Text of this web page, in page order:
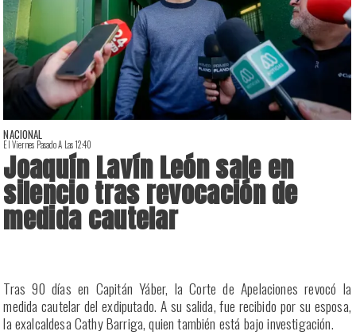
NACIONAL
El Viernes Pasado A Las 12:40
Joaquín Lavín León sale en
silencio tras revocación de
medida cautelar
Tras 90 días en Capitán Yáber, la Corte de Apelaciones revocó la
medida cautelar del exdiputado. A su salida, fue recibido por su esposa,
la exalcaldesa Cathy Barriga, quien también está bajo investigación.